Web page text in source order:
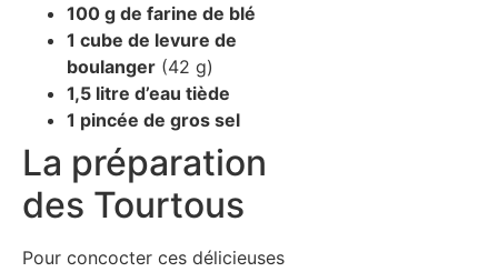
100 g de farine de blé
1 cube de levure de
boulanger (42 g)
1,5 litre d’eau tiède
1 pincée de gros sel
La préparation
des Tourtous
Pour concocter ces délicieuses